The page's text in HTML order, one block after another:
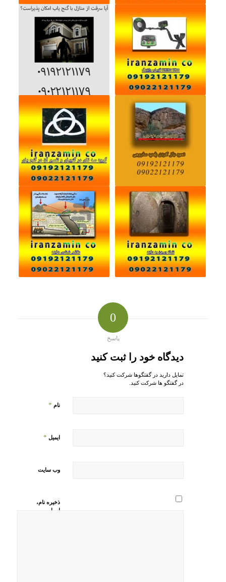
0
پاسخ
دیدگاه خود را ثبت کنید
تمایل دارید در گفتگوها شرکت کنید؟
در گفتگو ها شرکت کنید.
نام *
ایمیل *
وب‌ سایت
ذخیره نام،
ایمیل و